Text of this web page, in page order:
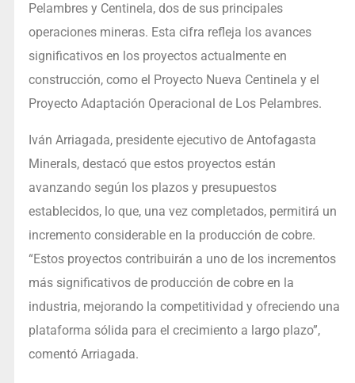
Pelambres y Centinela, dos de sus principales
operaciones mineras. Esta cifra refleja los avances
significativos en los proyectos actualmente en
construcción, como el Proyecto Nueva Centinela y el
Proyecto Adaptación Operacional de Los Pelambres.
Iván Arriagada, presidente ejecutivo de Antofagasta
Minerals, destacó que estos proyectos están
avanzando según los plazos y presupuestos
establecidos, lo que, una vez completados, permitirá un
incremento considerable en la producción de cobre.
“Estos proyectos contribuirán a uno de los incrementos
más significativos de producción de cobre en la
industria, mejorando la competitividad y ofreciendo una
plataforma sólida para el crecimiento a largo plazo”,
comentó Arriagada.